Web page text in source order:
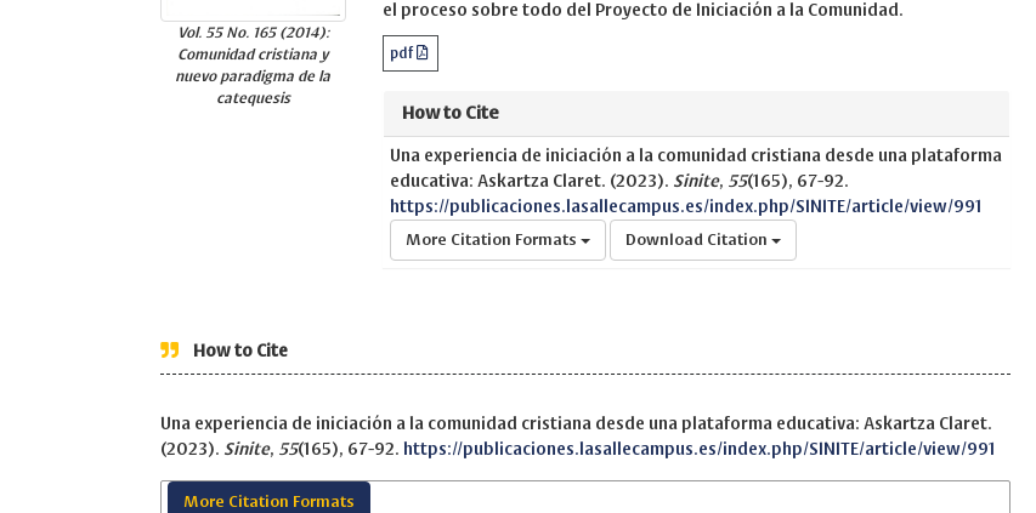
Vol. 55 No. 165 (2014):
Comunidad cristiana y
nuevo paradigma de la
catequesis
el proceso sobre todo del Proyecto de Iniciación a la Comunidad.
pdf
How to Cite
Una experiencia de iniciación a la comunidad cristiana desde una plataforma
educativa: Askartza Claret. (2023). Sinite, 55(165), 67-92.
https://publicaciones.lasallecampus.es/index.php/SINITE/article/view/991
More Citation Formats Download Citation
How to Cite
Una experiencia de iniciación a la comunidad cristiana desde una plataforma educativa: Askartza Claret.
(2023). Sinite, 55(165), 67-92. https://publicaciones.lasallecampus.es/index.php/SINITE/article/view/991
More Citation Formats